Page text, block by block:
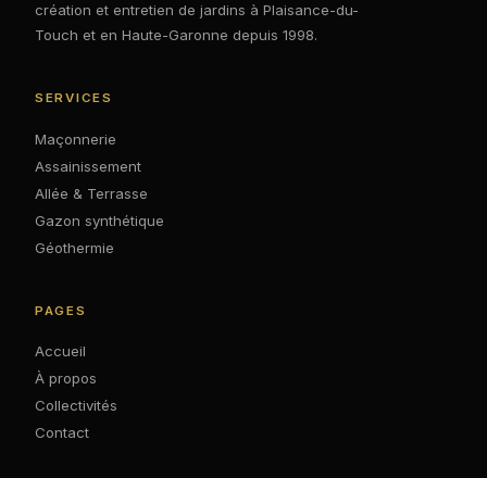
création et entretien de jardins à Plaisance-du-
Touch et en Haute-Garonne depuis 1998.
SERVICES
Maçonnerie
Assainissement
Allée & Terrasse
Gazon synthétique
Géothermie
PAGES
Accueil
À propos
Collectivités
Contact